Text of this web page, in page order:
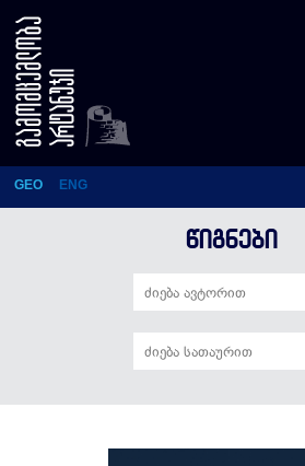
სპილო წყვდიადში
GEO ENG
ᲬᲘᲒᲜᲔᲑᲘ